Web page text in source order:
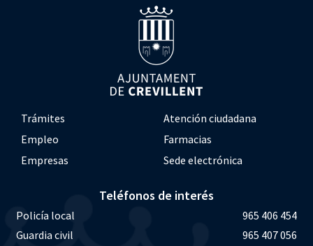
Trámites
Atención ciudadana
Empleo
Farmacias
Empresas
Sede electrónica
Teléfonos de interés
Policía local
965 406 454
Guardia civil
965 407 056